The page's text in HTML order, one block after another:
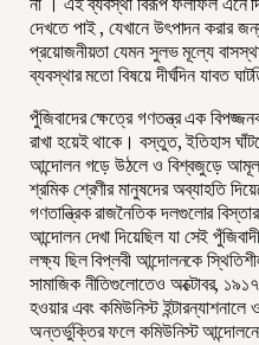
দেখতে পাই , যেখানে উৎপাদন করার
প্রয়োজনীয়তা যেমন সুলভ মূল্যে
ব্যবস্থার মতো বিষয়ে দীর্ঘদিন যাবত
পুঁজিবাদের ক্ষেত্রে গণতন্ত্র এক
রাখা হয়েই থাকে। বস্তুত, ইতিহাস
আন্দোলন গড়ে উঠলে ও বিশ্বজুড়ে আমূল
শ্রমিক শ্রেণীর মানুষদের অব্যাহতি
গণতান্ত্রিক রাজনৈতিক দলগুলোর
আন্দোলন দেখা দিয়েছিল যা সেই
লক্ষ্য ছিল বিপ্লবী আন্দোলনকে
সামাজিক নীতিগুলোতেও অক্টোবর,
হওয়ার এবং কমিউনিস্ট
অন্তর্ভুক্তির ফলে কমিউনিস্ট